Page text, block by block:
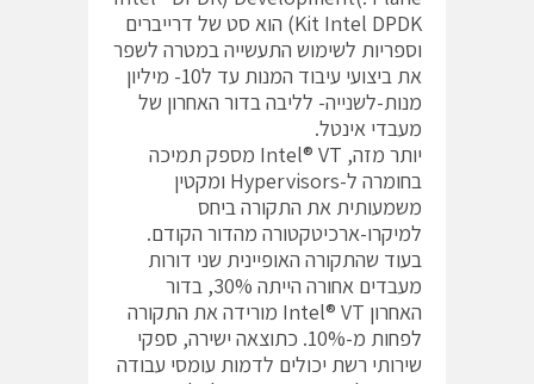
Kit Intel DPDK) הוא סט של דרייברים
וספריות לשימוש התעשייה במטרה לשפר
את ביצועי עיבוד המנות עד ל10- מיליון
מנות-לשנייה- לליבה בדור האחרון של
מעבדי אינטל.
יותר מזה, Intel® VT מספק תמיכה
בחומרה ל-Hypervisors ומקטין
משמעותית את התקורה ביחס
למיקרו-ארכיטקטורה מהדור הקודם.
בעוד שהתקורה האופיינית שני דורות
מעבדים אחורה הייתה 30%, בדור
האחרון Intel® VT מורידה את התקורה
לפחות מ-10%. כתוצאה ישירה, ספקי
שירותי רשת יכולים לדמות עומסי עבודה